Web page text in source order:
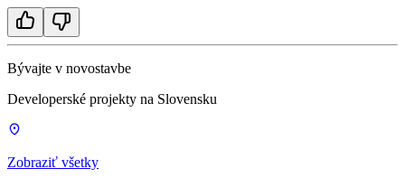
Bývajte v novostavbe
Developerské projekty na Slovensku
Zobraziť všetky